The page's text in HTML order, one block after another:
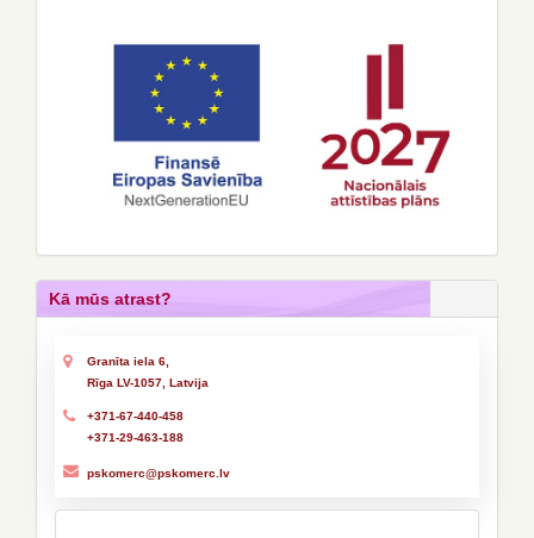
Kā mūs atrast?
Granīta iela 6,
Rīga LV-1057, Latvija
+371-67-440-458
+371-29-463-188
pskomerc@pskomerc.lv